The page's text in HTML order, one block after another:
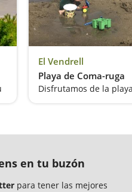
El Vendrell
Playa de Coma-ruga
en tu buzón
para tener las mejores